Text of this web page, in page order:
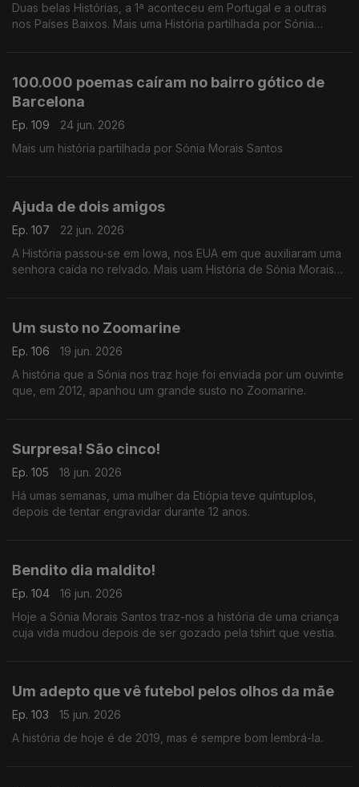
Duas belas Histórias, a 1ª aconteceu em Portugal e a outras
nos Países Baixos. Mais uma História partilhada por Sónia
100.000 poemas caíram no bairro gótico de
Barcelona
Ep. 109
24 jun. 2026
Mais um história partilhada por Sónia Morais Santos
Ajuda de dois amigos
Ep. 107
22 jun. 2026
A História passou-se em Iowa, nos EUA em que auxiliaram uma
senhora caída no relvado. Mais uam História de Sónia Morais
Um susto no Zoomarine
Ep. 106
19 jun. 2026
A história que a Sónia nos traz hoje foi enviada por um ouvinte
que, em 2012, apanhou um grande susto no Zoomarine.
Surpresa! São cinco!
Ep. 105
18 jun. 2026
Há umas semanas, uma mulher da Etiópia teve quíntuplos,
depois de tentar engravidar durante 12 anos.
Bendito dia maldito!
Ep. 104
16 jun. 2026
Hoje a Sónia Morais Santos traz-nos a história de uma criança
cuja vida mudou depois de ser gozado pela tshirt que vestia.
Um adepto que vê futebol pelos olhos da mãe
Ep. 103
15 jun. 2026
A história de hoje é de 2019, mas é sempre bom lembrá-la.